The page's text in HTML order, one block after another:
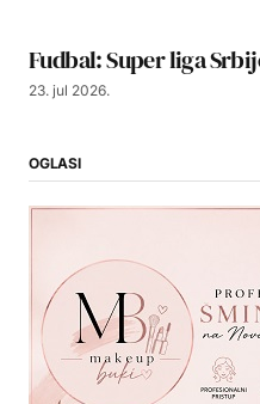
Fudbal: Super liga
23. jul 2026.
OGLASI